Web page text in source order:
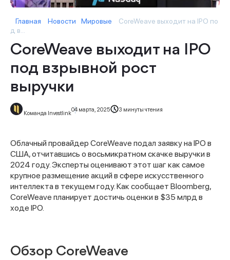
Главная Новости Мировые
CoreWeave выходит на IPO по
д в...
CoreWeave выходит на IPO
под взрывной рост
выручки
Команда Investlink
04 марта, 2025 3 минуты чтения
Облачный провайдер CoreWeave подал заявку на IPO в
США, отчитавшись о восьмикратном скачке выручки в
2024 году. Эксперты оценивают этот шаг как самое
крупное размещение акций в сфере искусственного
интеллекта в текущем году. Как сообщает Bloomberg,
CoreWeave планирует достичь оценки в $35 млрд в
ходе IPO.
Обзор CoreWeave